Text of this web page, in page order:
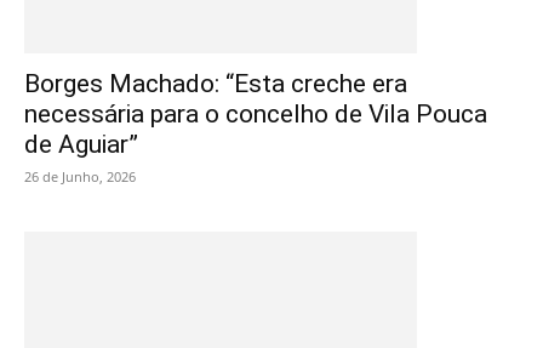
Borges Machado: “Esta creche era
necessária para o concelho de Vila Pouca
de Aguiar”
26 de Junho, 2026